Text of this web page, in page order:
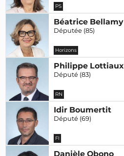
PS
Béatrice Bellamy
Députée (85)
Horizons
Philippe Lottiaux
Député (83)
RN
Idir Boumertit
Député (69)
FI
Danièle Obono